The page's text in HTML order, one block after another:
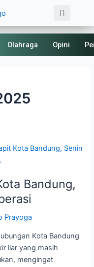
Olahraga Opini
Bandung,
Prayoga
Kota Bandung
liar yang masih
mengingat